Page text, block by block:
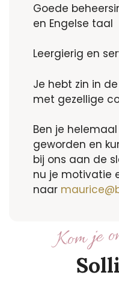
Goede
en Engelse taal
Leergierig en
Je hebt zin in
met gezellige
Ben je
geworden en
bij ons aan de
nu je motivatie
naar
Kom je